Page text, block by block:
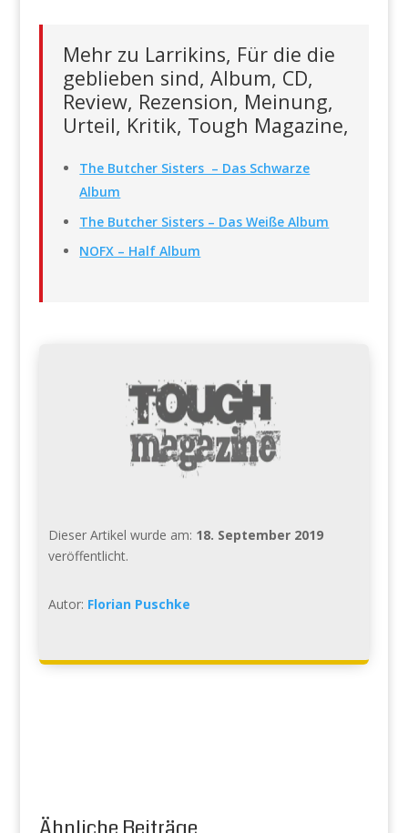
Mehr zu Larrikins, Für die die
geblieben sind, Album, CD,
Review, Rezension, Meinung,
Urteil, Kritik, Tough Magazine,
The Butcher Sisters – Das Schwarze
Album
The Butcher Sisters – Das Weiße Album
NOFX – Half Album
Dieser Artikel wurde am: 18. September 2019
veröffentlicht.
Autor: Florian Puschke